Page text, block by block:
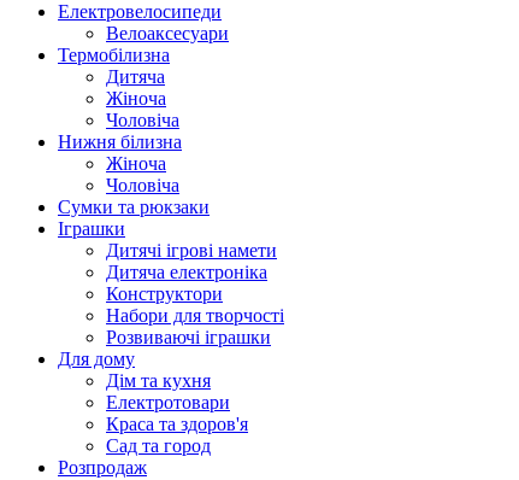
Електровелосипеди
Велоаксесуари
Термобілизна
Дитяча
Жіноча
Чоловіча
Нижня білизна
Жіноча
Чоловіча
Сумки та рюкзаки
Іграшки
Дитячі ігрові намети
Дитяча електроніка
Конструктори
Набори для творчості
Розвиваючі іграшки
Для дому
Дім та кухня
Електротовари
Краса та здоров'я
Сад та город
Розпродаж